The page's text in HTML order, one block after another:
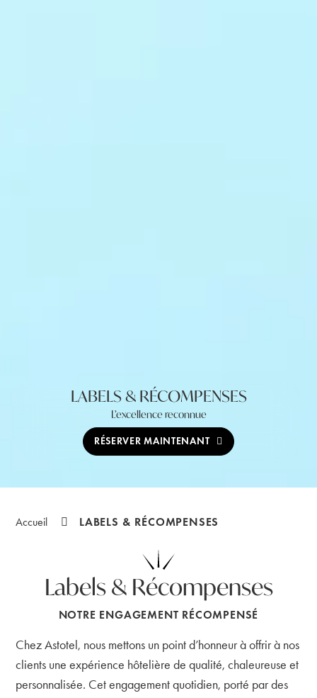
LABELS & RÉCOMPENSES
L’excellence reconnue
RÉSERVER MAINTENANT
Accueil LABELS & RÉCOMPENSES
Labels & Récompenses
NOTRE ENGAGEMENT RÉCOMPENSÉ
Chez Astotel, nous mettons un point d’honneur à offrir à nos
clients une expérience hôtelière de qualité, chaleureuse et
personnalisée. Cet engagement quotidien, porté par des